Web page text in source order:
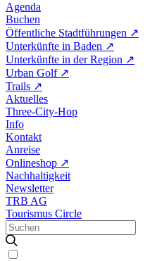
Agenda
Buchen
Öffentliche Stadtführungen ↗
Unterkünfte in Baden ↗
Unterkünfte in der Region ↗
Urban Golf ↗
Trails ↗
Aktuelles
Three-City-Hop
Info
Kontakt
Anreise
Onlineshop ↗
Nachhaltigkeit
Newsletter
TRB AG
Tourismus Circle